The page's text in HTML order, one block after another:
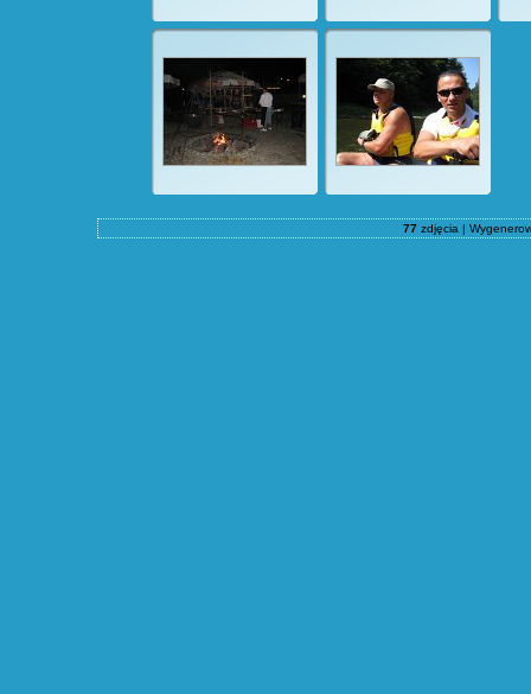
77 zdjęcia |